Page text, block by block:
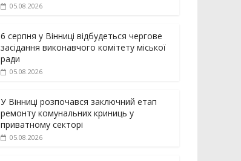
05.08.2026
6 серпня у Вінниці відбудеться чергове
засідання виконавчого комітету міської
ради
05.08.2026
У Вінниці розпочався заключний етап
ремонту комунальних криниць у
приватному секторі
05.08.2026